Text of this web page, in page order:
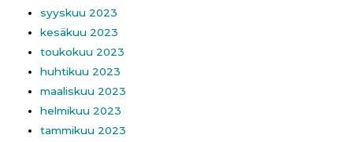
syyskuu 2023
kesäkuu 2023
toukokuu 2023
huhtikuu 2023
maaliskuu 2023
helmikuu 2023
tammikuu 2023